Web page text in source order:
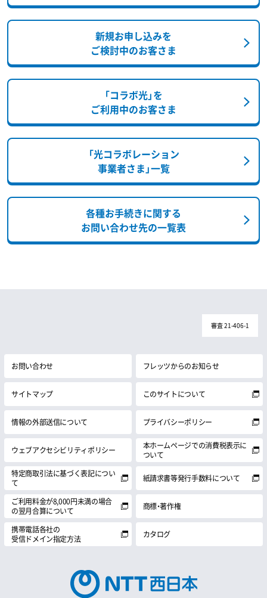
新規お申し込みを
ご検討中のお客さま
「コラボ光」を
ご利用中のお客さま
「光コラボレーション
事業者さま」一覧
各種お手続きに関する
お問い合わせ先の一覧表
審査 21-406-1
お問い合わせ フレッツからのお知らせ
サイトマップ このサイトについて
情報の外部送信について プライバシーポリシー
ウェブアクセシビリティポリシー
本ホームページでの消費税表示に
ついて
特定商取引法に基づく表記につい
て
紙請求書等発行手数料について
ご利用料金が8,000円未満の場合
の翌月合算について
商標・著作権
携帯電話各社の
受信ドメイン指定方法
カタログ